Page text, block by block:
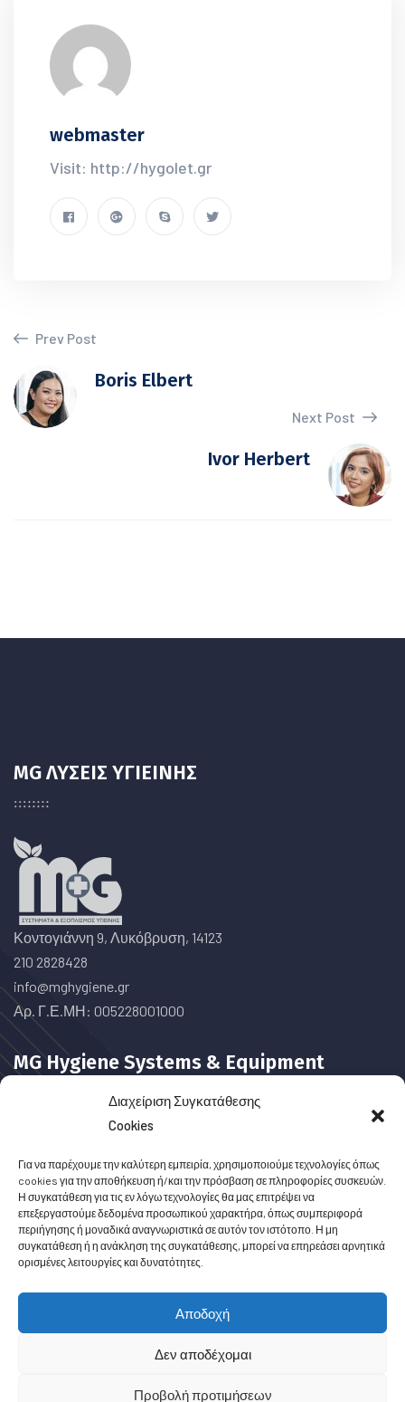
Διαχείριση Συγκατάθεσης
Cookies
Για να παρέχουμε την καλύτερη εμπειρία, χρησιμοποιούμε τεχνολογίες όπως
cookies για την αποθήκευση ή/και την πρόσβαση σε πληροφορίες συσκευών.
Η συγκατάθεση για τις εν λόγω τεχνολογίες θα μας επιτρέψει να
επεξεργαστούμε δεδομένα προσωπικού χαρακτήρα, όπως συμπεριφορά
περιήγησης ή μοναδικά αναγνωριστικά σε αυτόν τον ιστότοπο. Η μη
συγκατάθεση ή η ανάκληση της συγκατάθεσης, μπορεί να επηρεάσει αρνητικά
ορισμένες λειτουργίες και δυνατότητες.
Αποδοχή
Δεν αποδέχομαι
Προβολή προτιμήσεων
webmaster
Visit: http://hygolet.gr
Prev Post
Boris Elbert
Next Post
Ivor Herbert
MG ΛΥΣΕΙΣ ΥΓΙΕΙΝΗΣ
Κοντογιάννη 9, Λυκόβρυση, 14123
210 2828428
info@mghygiene.gr
Αρ. Γ.Ε.ΜΗ: 005228001000
MG Hygiene Systems & Equipment
Hygiene Systems & Equipment είναι
αποκλειστικός προμηθευτής της ελβετικής εταιρείας Hygolet
στην Ελλάδα.
Από το 1997, στο πλάι του επαγγελματία με σεβασμό στις